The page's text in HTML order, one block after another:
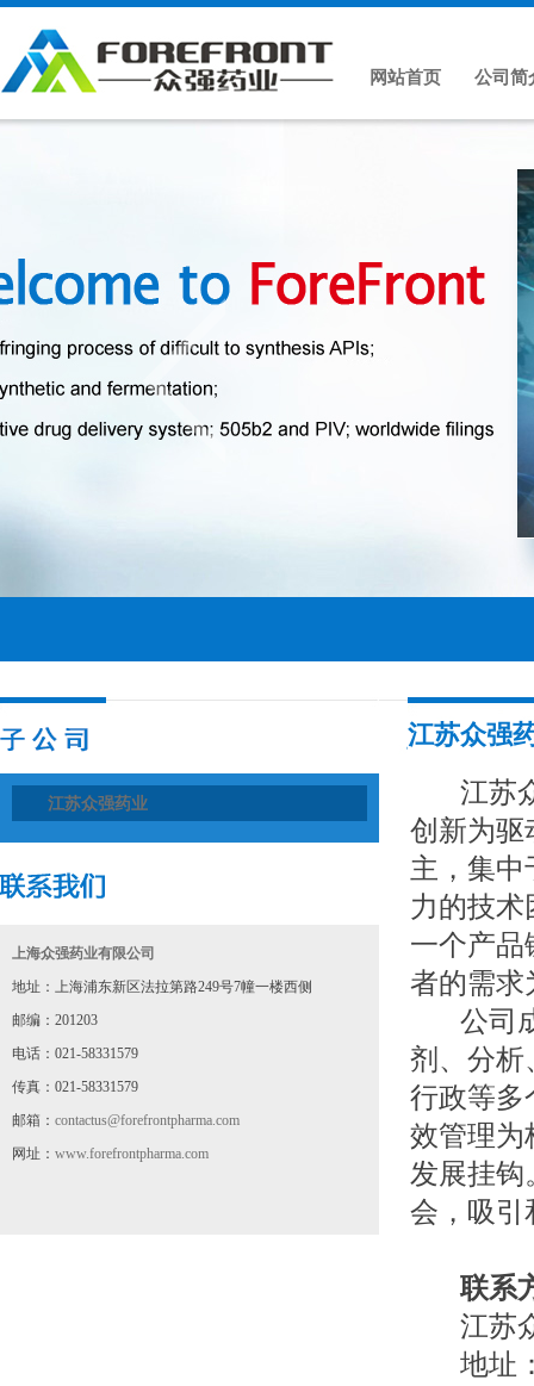
网站首页 公司简
江苏众强药业
上海众强药业有限公司
地址：上海浦东新区法拉第路249号7幢一楼西侧
邮编：201203
电话：021-58331579
传真：021-58331579
邮箱： contactus@forefrontpharma.com
网址： www.forefrontpharma.com
江苏众强
江苏众
创新为驱
主，集中
力的技
一个产品
者的需求
公司成
剂、分析
行政等多
效管理为
发展挂钩
会，吸引
联系
江苏众
地址：